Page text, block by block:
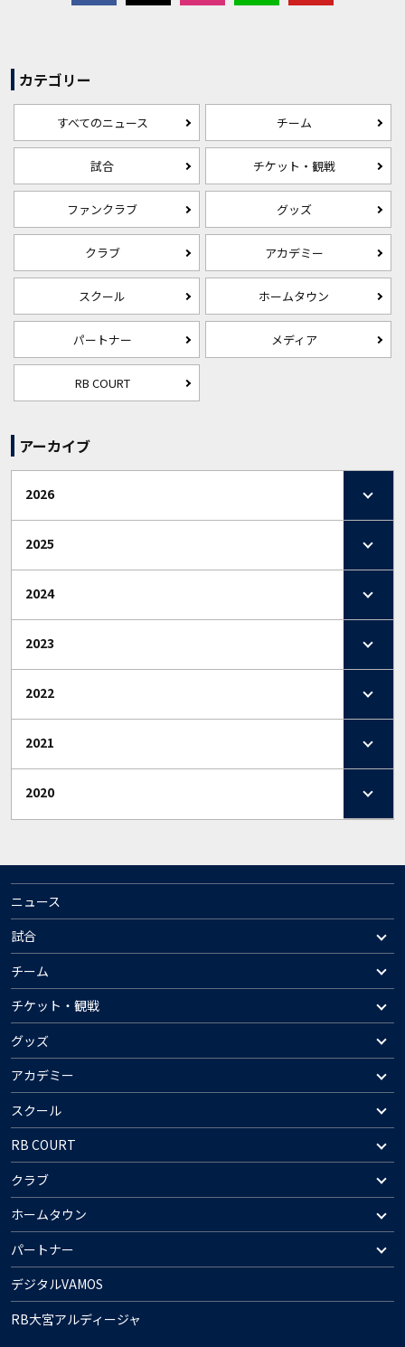
カテゴリー
すべてのニュース チーム
試合 チケット・観戦
ファンクラブ グッズ
クラブ アカデミー
スクール ホームタウン
パートナー メディア
RB COURT
アーカイブ
2026
2025
2024
2023
2022
2021
2020
ニュース
試合
チーム
チケット・観戦
グッズ
アカデミー
スクール
RB COURT
クラブ
ホームタウン
パートナー
デジタルVAMOS
RB大宮アルディージャ